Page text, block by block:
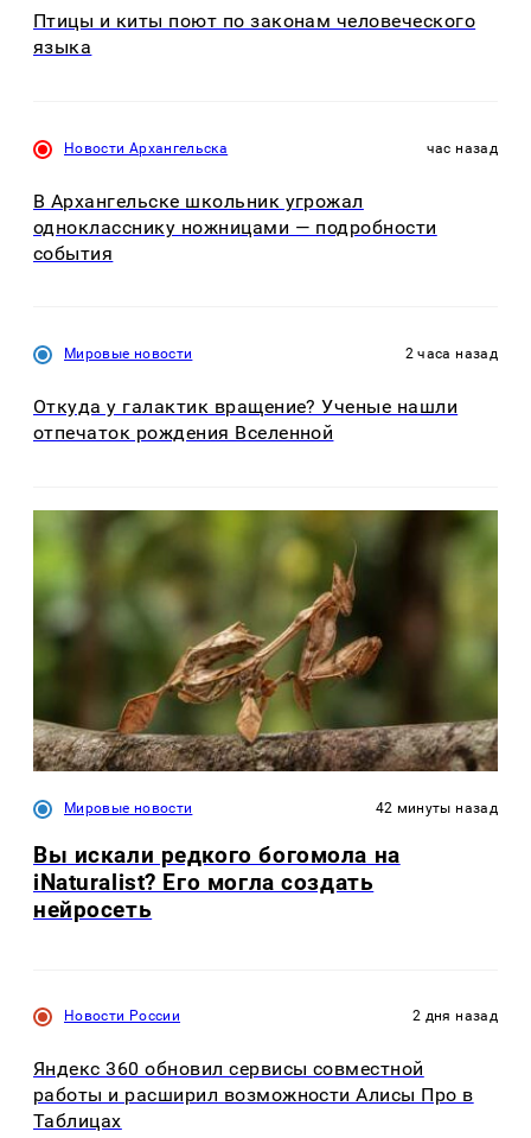
Птицы и киты поют по законам человеческого
языка
Новости Архангельска час назад
В Архангельске школьник угрожал
однокласснику ножницами — подробности
события
Мировые новости 2 часа назад
Откуда у галактик вращение? Ученые нашли
отпечаток рождения Вселенной
Мировые новости 42 минуты назад
Вы искали редкого богомола на
iNaturalist? Его могла создать
нейросеть
Новости России 2 дня назад
Яндекс 360 обновил сервисы совместной
работы и расширил возможности Алисы Про в
Таблицах